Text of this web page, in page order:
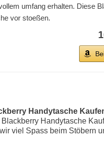
umfang erhalten. Diese
vor stoeßen.
Handytasche
Handytasche
viel Spass beim Stöbern